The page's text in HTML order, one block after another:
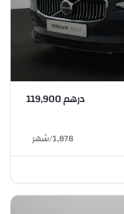
درهم 119,900
1,878
/شهر